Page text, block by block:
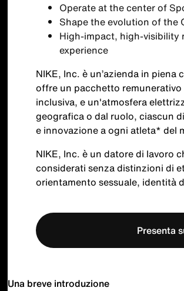
Operate at the center of
Shape the evolution of the
High-impact, high-visibility
experience
NIKE, Inc. è un’azienda in
offre un pacchetto
inclusiva, e un'atmosfera
geografica o dal ruolo, ciascun
e innovazione a ogni atleta* del
NIKE, Inc. è un datore di lavoro
considerati senza distinzioni di
orientamento sessuale, identità
Presenta
Una breve introduzione